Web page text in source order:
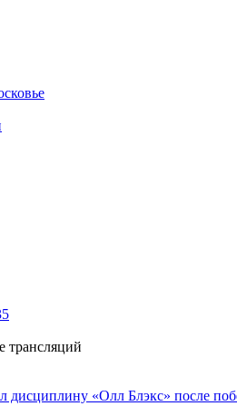
трансляций
дисциплину «Олл Блэкс» после